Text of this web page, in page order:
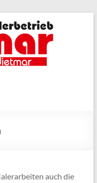
auch die